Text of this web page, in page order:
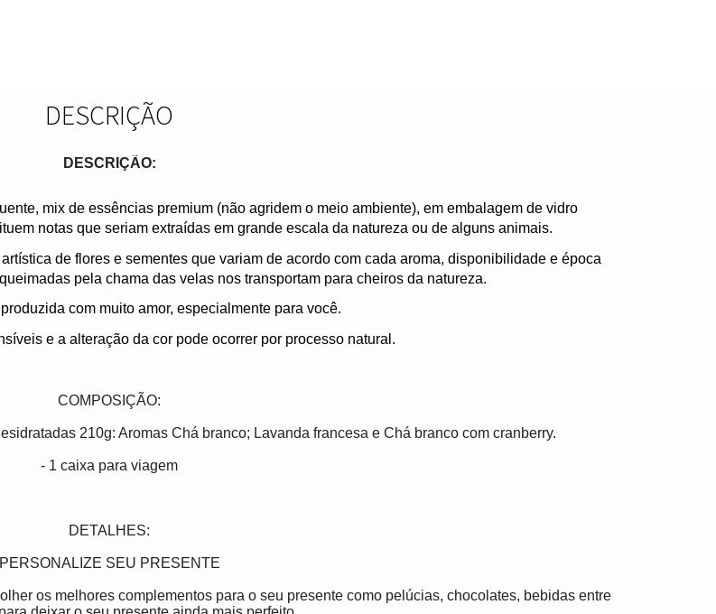
DESCRIÇÃO
DESCRIÇÃO:
mix de essências premium (não agridem o meio ambiente), em embalagem de vidro
notas que seriam extraídas em grande escala da natureza ou de alguns animais.
de flores e sementes que variam de acordo com cada aroma, disponibilidade e época
pela chama das velas nos transportam para cheiros da natureza.
com muito amor, especialmente para você.
e a alteração da cor pode ocorrer por processo natural.
COMPOSIÇÃO:
210g: Aromas Chá branco; Lavanda francesa e Chá branco com cranberry.
- 1 caixa para viagem
DETALHES:
PERSONALIZE SEU PRESENTE
os melhores complementos para o seu presente como pelúcias, chocolates, bebidas entre